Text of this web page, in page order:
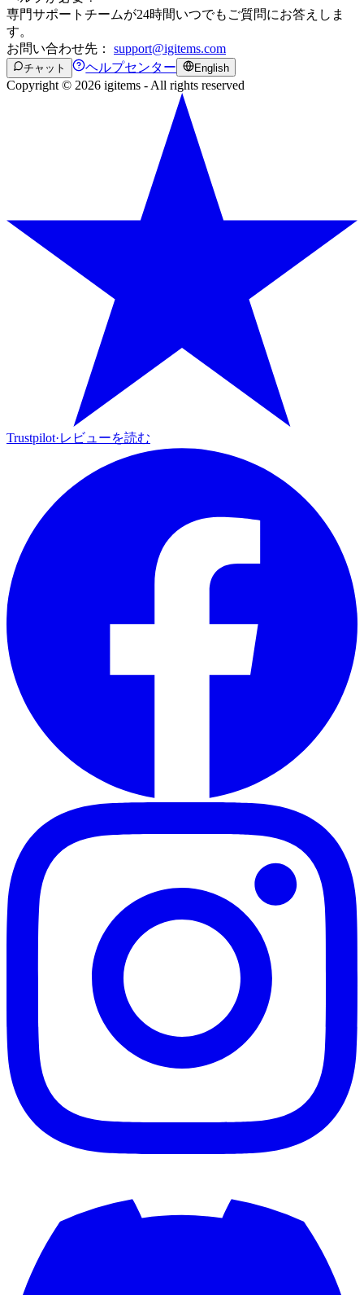
専門サポートチームが24時間いつでもご質問にお答えしま
す。
お問い合わせ先： support@igitems.com
チャット ヘルプセンター English
Copyright © 2026 igitems - All rights reserved
Trustpilot· レビューを読む